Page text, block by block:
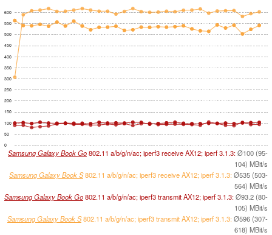
0
50
100
150
200
250
300
350
400
450
500
550
600
Samsung Galaxy Book Go802.11 a/b/g/n/ac; iperf3 receive AX12; iperf 3.1.3:Ø100 (95-
104) MBit/s
Samsung Galaxy Book S802.11 a/b/g/n/ac; iperf3 receive AX12; iperf 3.1.3:Ø535 (503-
564) MBit/s
Samsung Galaxy Book Go802.11 a/b/g/n/ac; iperf3 transmit AX12; iperf 3.1.3:Ø93.2 (80-
105) MBit/s
Samsung Galaxy Book S802.11 a/b/g/n/ac; iperf3 transmit AX12; iperf 3.1.3:Ø596 (307-
618) MBit/s